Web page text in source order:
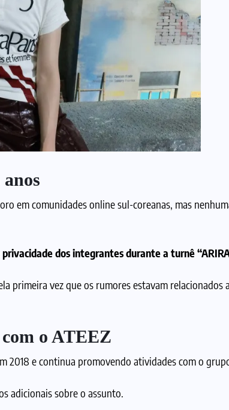
em comunidades online sul-coreanas, mas
dos integrantes durante a turnê
primeira vez que os rumores estavam
o ATEEZ
2018 e continua promovendo atividades com o
adicionais sobre o assunto.